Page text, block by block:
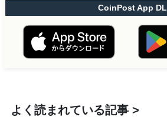
CoinPost App DL
よく読まれている記事